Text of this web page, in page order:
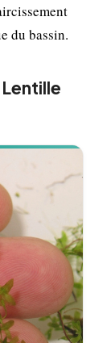
du bassin.